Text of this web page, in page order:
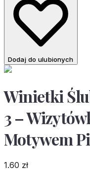
Dodaj do ulubionych
Winietki
3 –
Motywem
1.60 zł